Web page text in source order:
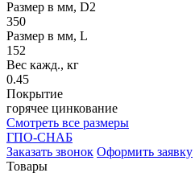
Размер в мм, D2
350
Размер в мм, L
152
Вес кажд., кг
0.45
Покрытие
горячее цинкование
Смотреть все размеры
ГПО-СНАБ
Заказать звонок Оформить заявку
Товары